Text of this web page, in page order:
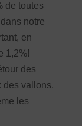
de toutes
notre
en
1,2%!
des
des vallons,
les